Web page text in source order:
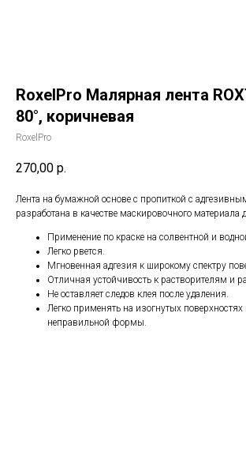
RoxelPro Малярная лента
80°, коричневая
RoxelPro
270,00 р.
Лента на бумажной основе с пропиткой с
разработана в качестве маскировочного материала
Применение по краске на солвентной и
Легко рвется.
Мгновенная адгезия к широкому спектру
Отличная устойчивость к растворителям и
Не оставляет следов клея после удаления.
Легко применять на изогнутых поверхностях
неправильной формы.